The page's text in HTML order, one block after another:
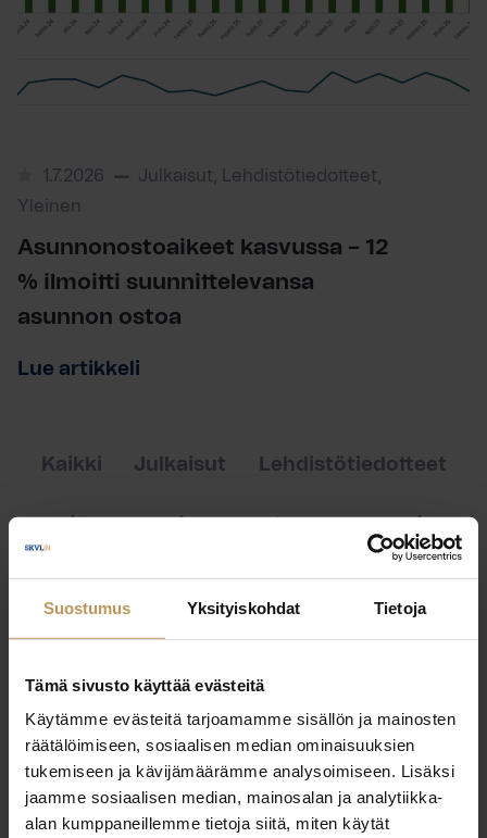
Suostumus Yksityiskohdat Tietoja
Tämä sivusto käyttää evästeitä
Käytämme evästeitä tarjoamamme sisällön ja mainosten
räätälöimiseen, sosiaalisen median ominaisuuksien
tukemiseen ja kävijämäärämme analysoimiseen. Lisäksi
jaamme sosiaalisen median, mainosalan ja analytiikka-
alan kumppaneillemme tietoja siitä, miten käytät
1.7.2026
Julkaisut, Lehdistötiedotteet,
Yleinen
Asunnonostoaikeet kasvussa – 12
% ilmoitti suunnittelevansa
asunnon ostoa
Lue artikkeli
Kaikki Julkaisut Lehdistötiedotteet